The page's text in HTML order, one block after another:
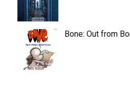
Bone: Out from